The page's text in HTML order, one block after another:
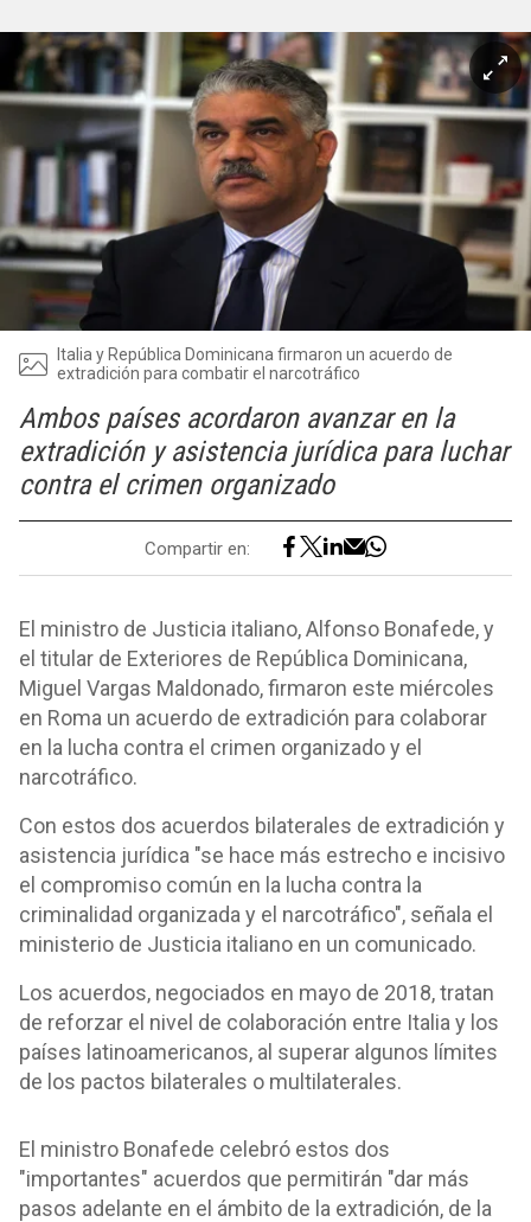
Italia y República Dominicana firmaron un acuerdo de
extradición para combatir el narcotráfico
Ambos países acordaron avanzar en la
extradición y asistencia jurídica para luchar
contra el crimen organizado
Compartir en:
El ministro de Justicia italiano, Alfonso Bonafede, y
el titular de Exteriores de República Dominicana,
Miguel Vargas Maldonado, firmaron este miércoles
en Roma un acuerdo de extradición para colaborar
en la lucha contra el crimen organizado y el
narcotráfico.
Con estos dos acuerdos bilaterales de extradición y
asistencia jurídica "se hace más estrecho e incisivo
el compromiso común en la lucha contra la
criminalidad organizada y el narcotráfico", señala el
ministerio de Justicia italiano en un comunicado.
Los acuerdos, negociados en mayo de 2018, tratan
de reforzar el nivel de colaboración entre Italia y los
países latinoamericanos, al superar algunos límites
de los pactos bilaterales o multilaterales.
El ministro Bonafede celebró estos dos
"importantes" acuerdos que permitirán "dar más
pasos adelante en el ámbito de la extradición, de la